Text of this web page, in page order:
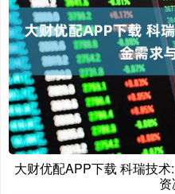
大财优配APP下载 科瑞技